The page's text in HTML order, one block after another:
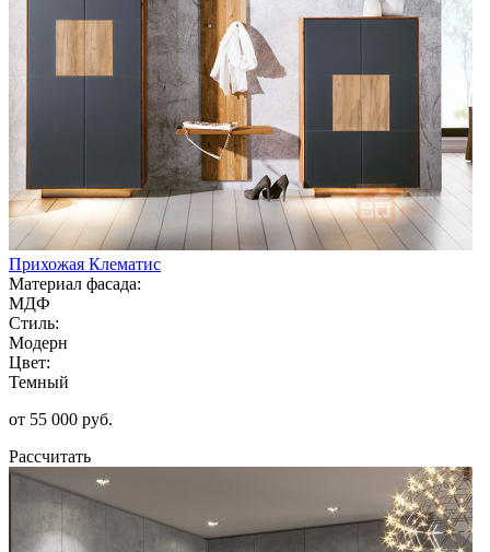
Прихожая Клематис
Материал фасада:
МДФ
Стиль:
Модерн
Цвет:
Темный
от 55 000 руб.
Рассчитать